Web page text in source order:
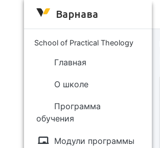
Варнава
School of Practical Theology
Главная
О школе
Программа
обучения
Модули программы